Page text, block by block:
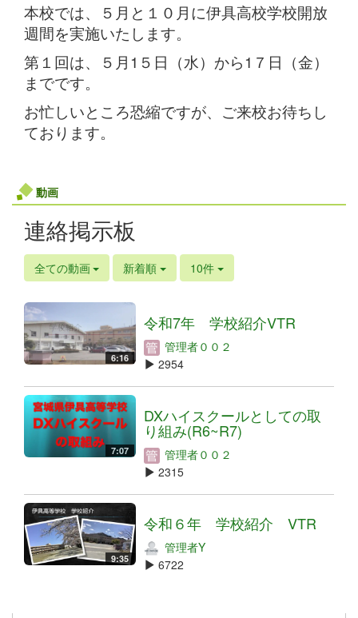
本校では、５月と１０月に伊具高校学校開放
週間を実施いたします。
第１回は、５月1５日（水）から1７日（金）
までです。
お忙しいところ恐縮ですが、ご来校お待ちし
ております。
動画
連絡掲示板
全ての動画 新着順 10件
6:16
令和7年 学校紹介VTR
管理者００２
2954
7:07
DXハイスクールとしての取
り組み(R6~R7)
管理者００２
2315
9:35
令和６年 学校紹介 VTR
管理者Y
6722